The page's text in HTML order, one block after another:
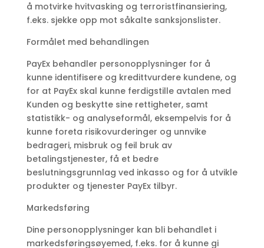
å motvirke hvitvasking og terroristfinansiering,
f.eks. sjekke opp mot såkalte sanksjonslister.
Formålet med behandlingen
PayEx behandler personopplysninger for å
kunne identifisere og kredittvurdere kundene, og
for at PayEx skal kunne ferdigstille avtalen med
Kunden og beskytte sine rettigheter, samt
statistikk- og analyseformål, eksempelvis for å
kunne foreta risikovurderinger og unnvike
bedrageri, misbruk og feil bruk av
betalingstjenester, få et bedre
beslutningsgrunnlag ved inkasso og for å utvikle
produkter og tjenester PayEx tilbyr.
Markedsføring
Dine personopplysninger kan bli behandlet i
markedsføringsøyemed, f.eks. for å kunne gi